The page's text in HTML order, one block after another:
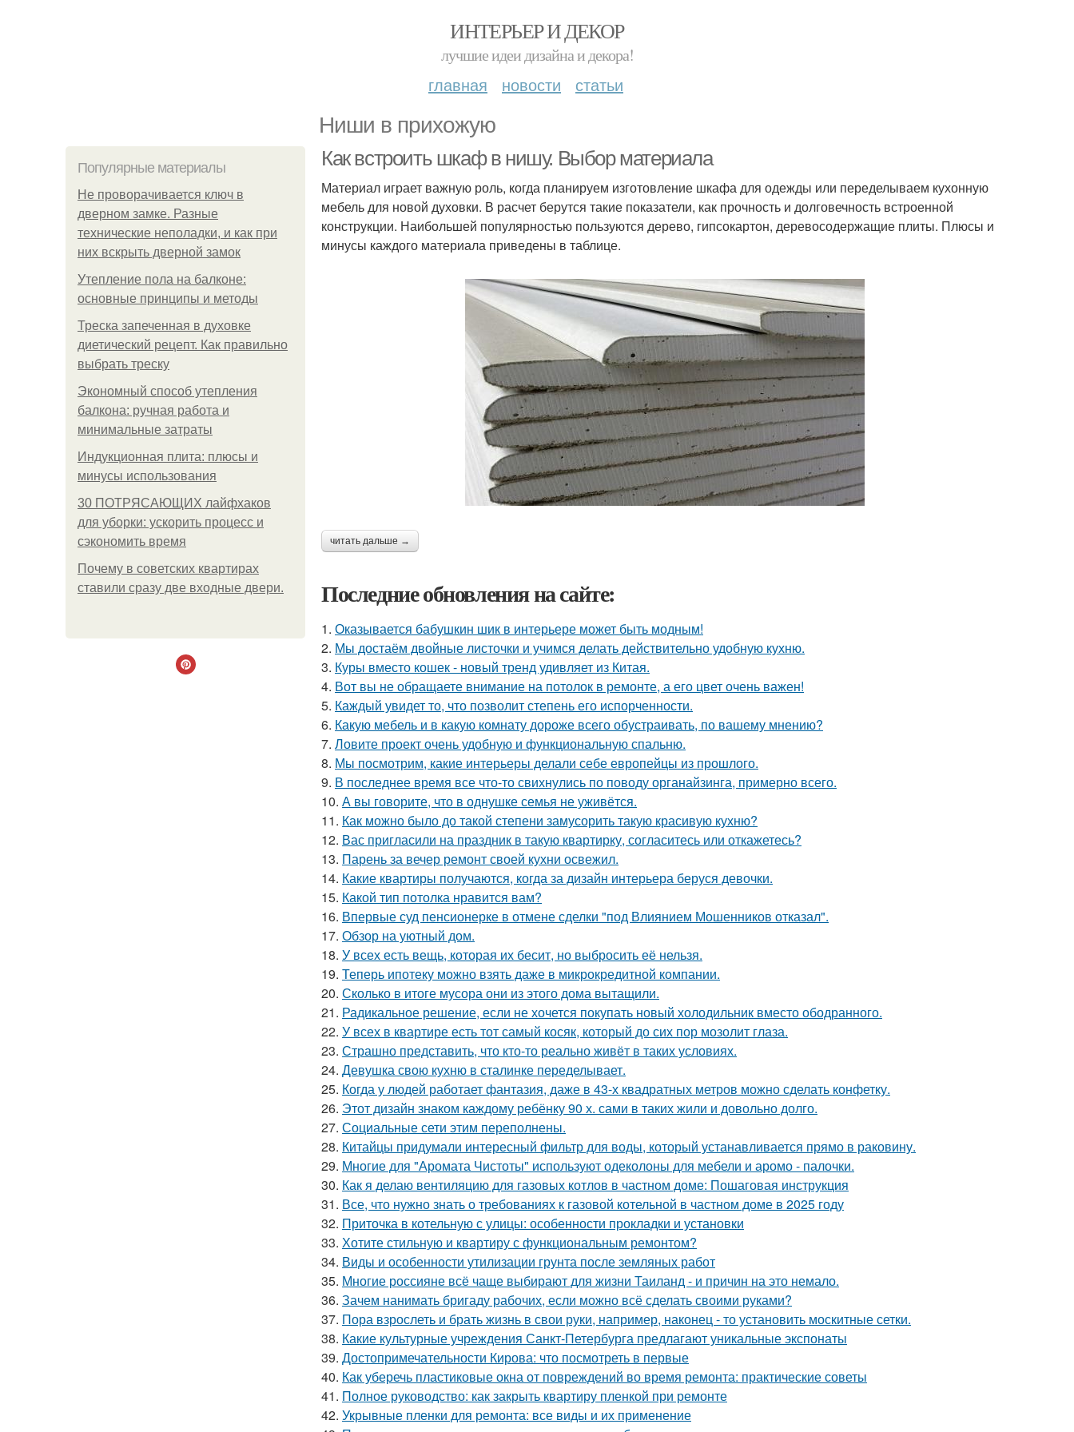
ИНТЕРЬЕР И ДЕКОР
лучшие идеи дизайна и декора!
главная новости статьи
Ниши в прихожую
Популярные материалы
Не проворачивается ключ в
дверном замке. Разные
технические неполадки, и как при
них вскрыть дверной замок
Утепление пола на балконе:
основные принципы и методы
Треска запеченная в духовке
диетический рецепт. Как правильно
выбрать треску
Экономный способ утепления
балкона: ручная работа и
минимальные затраты
Индукционная плита: плюсы и
минусы использования
30 ПОТРЯСАЮЩИХ лайфхаков
для уборки: ускорить процесс и
сэкономить время
Почему в советских квартирах
ставили сразу две входные двери.
Как встроить шкаф в нишу. Выбор материала
Материал играет важную роль, когда планируем изготовление шкафа для одежды или переделываем кухонную
мебель для новой духовки. В расчет берутся такие показатели, как прочность и долговечность встроенной
конструкции. Наибольшей популярностью пользуются дерево, гипсокартон, деревосодержащие плиты. Плюсы и
минусы каждого материала приведены в таблице.
читать дальше →
Последние обновления на сайте:
1. Оказывается бабушкин шик в интерьере может быть модным!
2. Мы достаём двойные листочки и учимся делать действительно удобную кухню.
3. Куры вместо кошек - новый тренд удивляет из Китая.
4. Вот вы не обращаете внимание на потолок в ремонте, а его цвет очень важен!
5. Каждый увидет то, что позволит степень его испорченности.
6. Какую мебель и в какую комнату дороже всего обустраивать, по вашему мнению?
7. Ловите проект очень удобную и функциональную спальню.
8. Мы посмотрим, какие интерьеры делали себе европейцы из прошлого.
9. В последнее время все что-то свихнулись по поводу органайзинга, примерно всего.
10. А вы говорите, что в однушке семья не уживётся.
11. Как можно было до такой степени замусорить такую красивую кухню?
12. Вас пригласили на праздник в такую квартирку, согласитесь или откажетесь?
13. Парень за вечер ремонт своей кухни освежил.
14. Какие квартиры получаются, когда за дизайн интерьера беруся девочки.
15. Какой тип потолка нравится вам?
16. Впервые суд пенсионерке в отмене сделки "под Влиянием Мошенников отказал".
17. Обзор на уютный дом.
18. У всех есть вещь, которая их бесит, но выбросить её нельзя.
19. Теперь ипотеку можно взять даже в микрокредитной компании.
20. Сколько в итоге мусора они из этого дома вытащили.
21. Радикальное решение, если не хочется покупать новый холодильник вместо ободранного.
22. У всех в квартире есть тот самый косяк, который до сих пор мозолит глаза.
23. Страшно представить, что кто-то реально живёт в таких условиях.
24. Девушка свою кухню в сталинке переделывает.
25. Когда у людей работает фантазия, даже в 43-х квадратных метров можно сделать конфетку.
26. Этот дизайн знаком каждому ребёнку 90 х. сами в таких жили и довольно долго.
27. Социальные сети этим переполнены.
28. Китайцы придумали интересный фильтр для воды, который устанавливается прямо в раковину.
29. Многие для "Аромата Чистоты" используют одеколоны для мебели и аромо - палочки.
30. Как я делаю вентиляцию для газовых котлов в частном доме: Пошаговая инструкция
31. Все, что нужно знать о требованиях к газовой котельной в частном доме в 2025 году
32. Приточка в котельную с улицы: особенности прокладки и установки
33. Хотите стильную и квартиру с функциональным ремонтом?
34. Виды и особенности утилизации грунта после земляных работ
35. Многие россияне всё чаще выбирают для жизни Таиланд - и причин на это немало.
36. Зачем нанимать бригаду рабочих, если можно всё сделать своими руками?
37. Пора взрослеть и брать жизнь в свои руки, например, наконец - то установить москитные сетки.
38. Какие культурные учреждения Санкт-Петербурга предлагают уникальные экспонаты
39. Достопримечательности Кирова: что посмотреть в первые
40. Как уберечь пластиковые окна от повреждений во время ремонта: практические советы
41. Полное руководство: как закрыть квартиру пленкой при ремонте
42. Укрывные пленки для ремонта: все виды и их применение